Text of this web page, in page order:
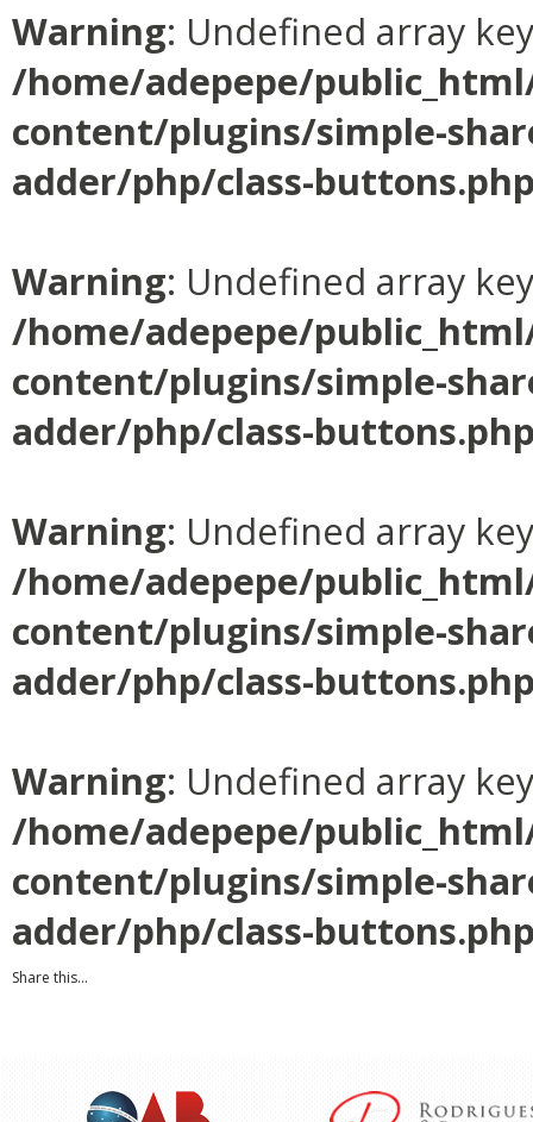
Warning: Undefined array
/home/adepepe/
content/plugins/simple-
adder/php/class-
Warning: Undefined array
/home/adepepe/
content/plugins/simple-
adder/php/class-
Warning: Undefined array
/home/adepepe/
content/plugins/simple-
adder/php/class-
Warning: Undefined array
/home/adepepe/
content/plugins/simple-
adder/php/class-
Share this...